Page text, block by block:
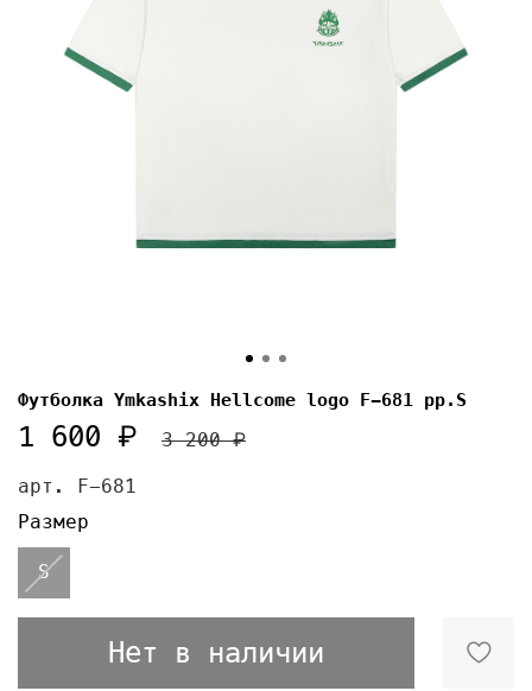
арт. F-681
Футболка Ymkashix Hellcome logo F-681 pp.S
1 600 ₽ 3 200 ₽
Нет в наличии
Размер
S